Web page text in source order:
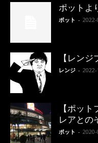
ポットよ
ポット -
【レン
レンジ - 2022-
【ポッ
レアとの
ポット -